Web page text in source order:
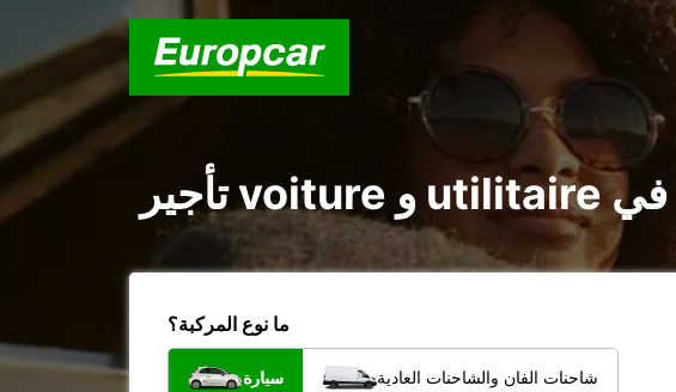
ما نوع المركبة؟
سيارة شاحنات الفان والشاحنات العادية